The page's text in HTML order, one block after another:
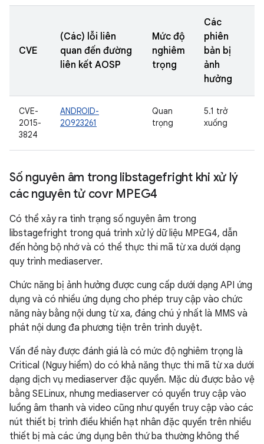
CVE
(Các) lỗi liên
quan đến đường
liên kết AOSP
Mức độ
nghiêm
trọng
Các
phiên
bản bị
ảnh
hưởng
CVE-
2015-
3824
ANDROID-
20923261
Quan
trọng
5.1 trở
xuống
Số nguyên âm trong libstagefright khi xử lý
các nguyên tử covr MPEG4
Có thể xảy ra tình trạng số nguyên âm trong
libstagefright trong quá trình xử lý dữ liệu MPEG4, dẫn
đến hỏng bộ nhớ và có thể thực thi mã từ xa dưới dạng
quy trình mediaserver.
Chức năng bị ảnh hưởng được cung cấp dưới dạng API ứng
dụng và có nhiều ứng dụng cho phép truy cập vào chức
năng này bằng nội dung từ xa, đáng chú ý nhất là MMS và
phát nội dung đa phương tiện trên trình duyệt.
Vấn đề này được đánh giá là có mức độ nghiêm trọng là
Critical (Nguy hiểm) do có khả năng thực thi mã từ xa dưới
dạng dịch vụ mediaserver đặc quyền. Mặc dù được bảo vệ
bằng SELinux, nhưng mediaserver có quyền truy cập vào
luồng âm thanh và video cũng như quyền truy cập vào các
nút thiết bị trình điều khiển hạt nhân đặc quyền trên nhiều
thiết bị mà các ứng dụng bên thứ ba thường không thể